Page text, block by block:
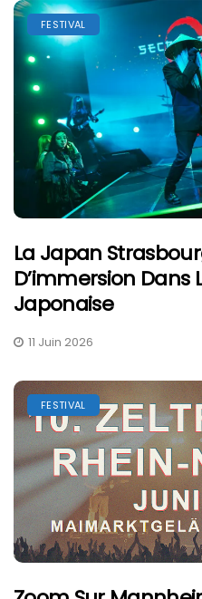
FESTIVAL
La Japan
D’immersion Dans
Japonaise
11 Juin 2026
FESTIVAL